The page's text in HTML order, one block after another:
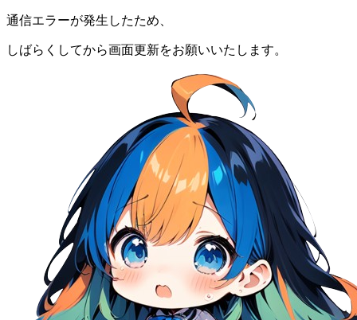
通信エラーが発生したため、
しばらくしてから画面更新をお願いいたします。